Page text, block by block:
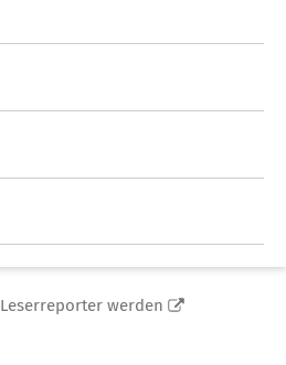
Leserreporter werden